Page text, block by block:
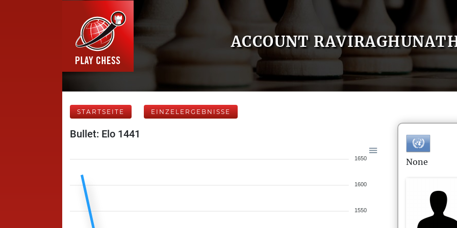
ACCOUNT
STARTSEITE EINZELERGEBNISSE
Bullet: Elo 1441
1650
1600
1550
None